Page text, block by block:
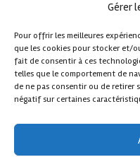
Gérer
Pour offrir les meilleures
que les cookies pour stocker et/
fait de consentir à ces
telles que le comportement de
de ne pas consentir ou de
négatif sur certaines
Bd Emile
Sociale Coördinatie Noord